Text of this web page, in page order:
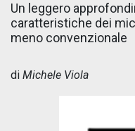
Un leggero
caratteristiche dei
meno convenzionale
di Michele Viola